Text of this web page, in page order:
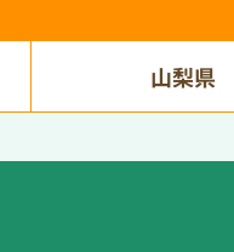
山梨県